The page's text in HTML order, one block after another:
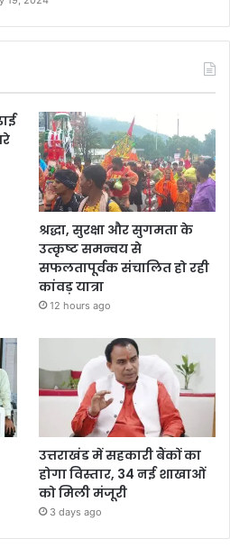
श्रद्धा, सुरक्षा और सुगमता के
उत्कृष्ट समन्वय से
सफलतापूर्वक संचालित हो रही
कांवड़ यात्रा
12 hours ago
उत्तराखंड में सहकारी बैंकों का
होगा विस्तार, 34 नई शाखाओं
को मिली मंजूरी
3 days ago